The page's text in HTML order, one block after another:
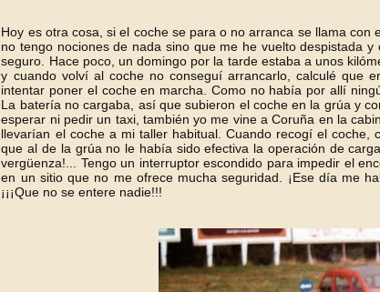
Hoy es otra cosa, si el coche se para o no arranca se llama
no tengo nociones de nada sino que me he vuelto despistada
seguro. Hace poco, un domingo por la tarde estaba a unos
y cuando volví al coche no conseguí arrancarlo, calculé que
intentar poner el coche en marcha. Como no había por allí
La batería no cargaba, así que subieron el coche en la grúa y
esperar ni pedir un taxi, también yo me vine a Coruña en la
llevarían el coche a mi taller habitual. Cuando recogí el
que al de la grúa no le había sido efectiva la operación de
vergüenza!... Tengo un interruptor escondido para impedir el
en un sitio que no me ofrece mucha seguridad. ¡Ese día me
¡¡¡Que no se entere nadie!!!